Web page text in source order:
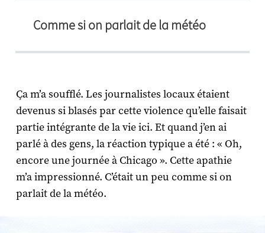
Comme si on parlait de la météo
Ça m’a soufflé. Les journalistes locaux étaient
devenus si blasés par cette violence qu’elle faisait
partie intégrante de la vie ici. Et quand j’en ai
parlé à des gens, la réaction typique a été : « Oh,
encore une journée à Chicago ». Cette apathie
m’a impressionné. C’était un peu comme si on
parlait de la météo.